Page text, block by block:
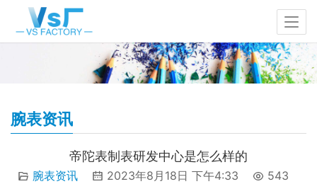
腕表资讯
帝陀表制表研发中心是怎么样的
腕表资讯 2023年8月18日 下午4:33 543